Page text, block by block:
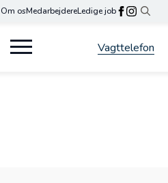
Om osMedarbejdereLedige job
for:
Vagttelefon